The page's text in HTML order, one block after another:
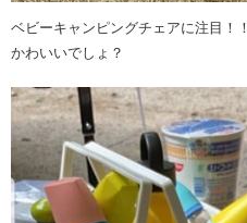
ベビーキャンピングチェアに注目！！
かわいいでしょ？